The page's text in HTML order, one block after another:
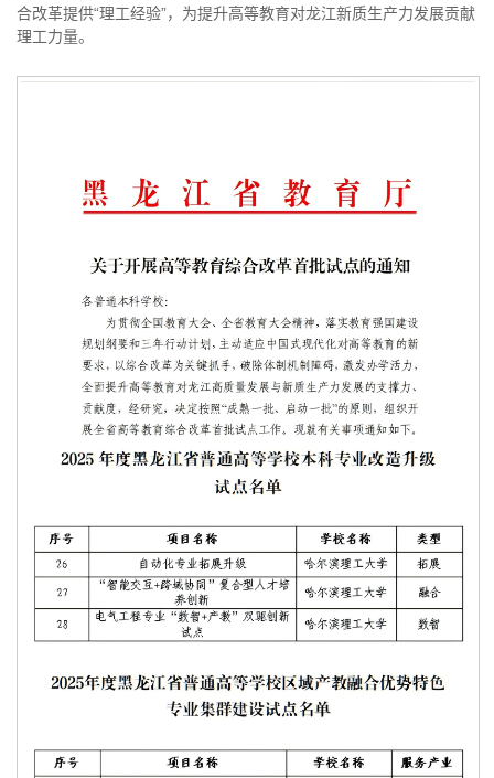
合改革提供“理工经验”，为提升高等教育对龙江新质生产力发展贡献
理工力量。